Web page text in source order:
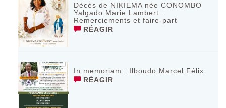
Décès de NIKIEMA née CONOMBO
Yalgado Marie Lambert :
Remerciements et faire-part
RÉAGIR
In memoriam : Ilboudo Marcel Félix
RÉAGIR